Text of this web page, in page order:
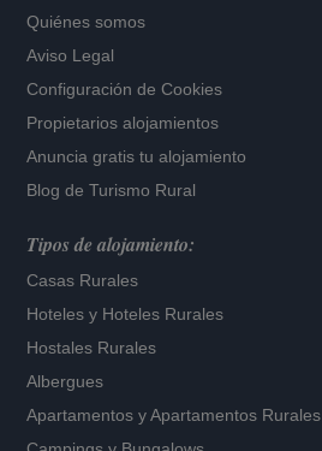
Quiénes somos
Aviso Legal
Configuración de Cookies
Propietarios alojamientos
Anuncia gratis tu alojamiento
Blog de Turismo Rural
Tipos de alojamiento:
Casas Rurales
Hoteles y Hoteles Rurales
Hostales Rurales
Albergues
Apartamentos yApartamentos Rurales